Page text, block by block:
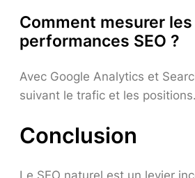
Comment mesurer les
performances SEO ?
Avec Google Analytics et
suivant le trafic et les positions.
Conclusion